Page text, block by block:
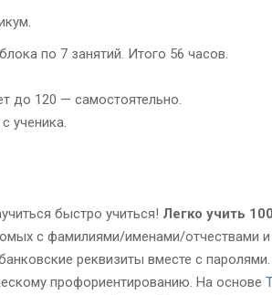
по 7 занятий. Итого 56 часов.
до 120 — самостоятельно.
ученика.
быстро учиться! Легко учить
с фамилиями/именами/отчествами
реквизиты вместе с паролями.
профориентированию. На основе